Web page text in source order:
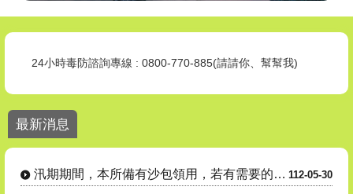
拒毒，我挺你!全民作伙來!
1. 電池回收3”要” 安全又環保！、2. 點亮綠生活 生活更環保 燈管
燕巢區公所各課室分機號碼請至【機關介紹】-【課室職掌及電話
24小時毒防諮詢專線 : 0800-770-885(請請你、幫幫我)
最新消息
112-05-30
汛期期間，本所備有沙包領用，若有需要的民眾請善加利用。